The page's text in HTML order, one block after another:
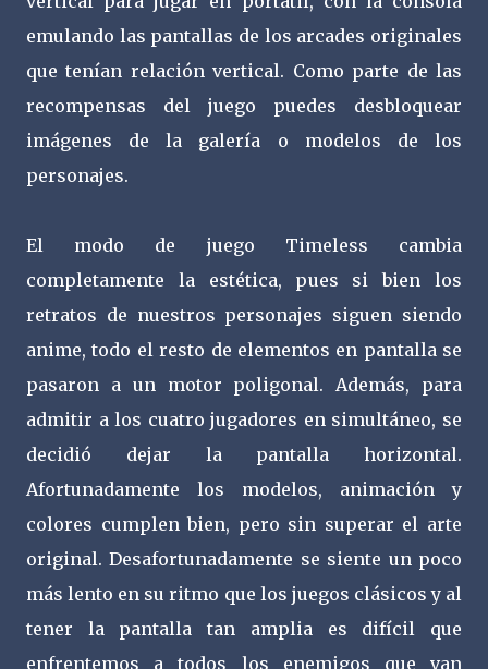
emulando las pantallas de los arcades originales
que tenían relación vertical. Como parte de las
recompensas del juego puedes desbloquear
imágenes de la galería o modelos de los
personajes.
El modo de juego Timeless cambia
completamente la estética, pues si bien los
retratos de nuestros personajes siguen siendo
anime, todo el resto de elementos en pantalla se
pasaron a un motor poligonal. Además, para
admitir a los cuatro jugadores en simultáneo, se
decidió dejar la pantalla horizontal.
Afortunadamente los modelos, animación y
colores cumplen bien, pero sin superar el arte
original. Desafortunadamente se siente un poco
más lento en su ritmo que los juegos clásicos y al
tener la pantalla tan amplia es difícil que
enfrentemos a todos los enemigos que van